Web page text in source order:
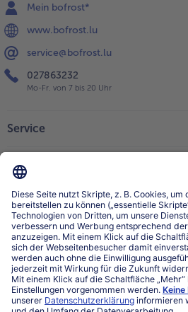
Mein bofrost*
www.bofrost.lu
service@bofrost.lu
027863232
Mo-Fr. von 7 bis 20 Uhr
Service
Über bofrost*
Kategorien